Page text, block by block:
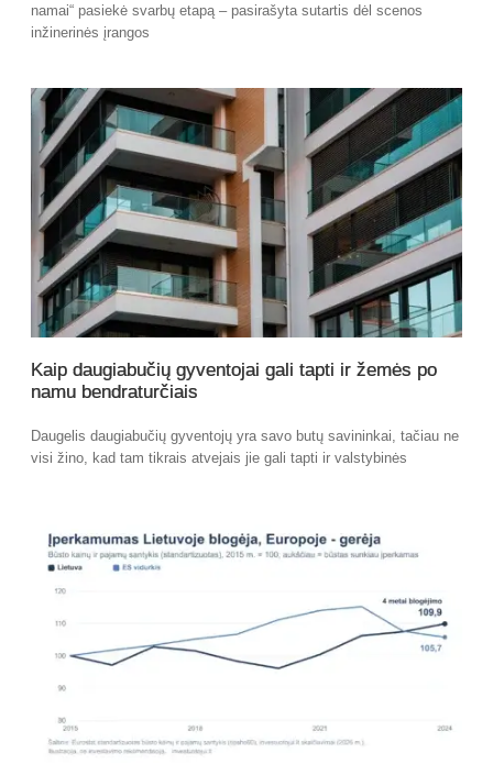
namai“ pasiekė svarbų etapą – pasirašyta sutartis dėl scenos
inžinerinės įrangos
Kaip daugiabučių gyventojai gali tapti ir žemės po
namu bendraturčiais
Daugelis daugiabučių gyventojų yra savo butų savininkai, tačiau ne
visi žino, kad tam tikrais atvejais jie gali tapti ir valstybinės